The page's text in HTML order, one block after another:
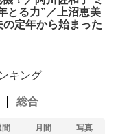
とる力”／上沼恵美
定年から始まった
キング
総合
月間 写真